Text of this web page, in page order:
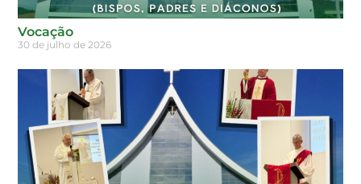
Vocação
30 de julho de 2026